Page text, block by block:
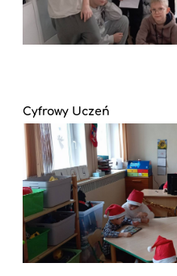
Cyfrowy Uczeń